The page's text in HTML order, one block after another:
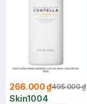
266.000 ₫495.000 ₫
Skin1004